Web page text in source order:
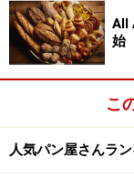
All
始
こ
人気パン屋さんラ